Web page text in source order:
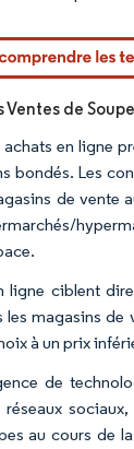
de
achats en ligne
bondés. Les
de vente
ligne ciblent
les magasins
à un prix
de
réseaux
au cours de